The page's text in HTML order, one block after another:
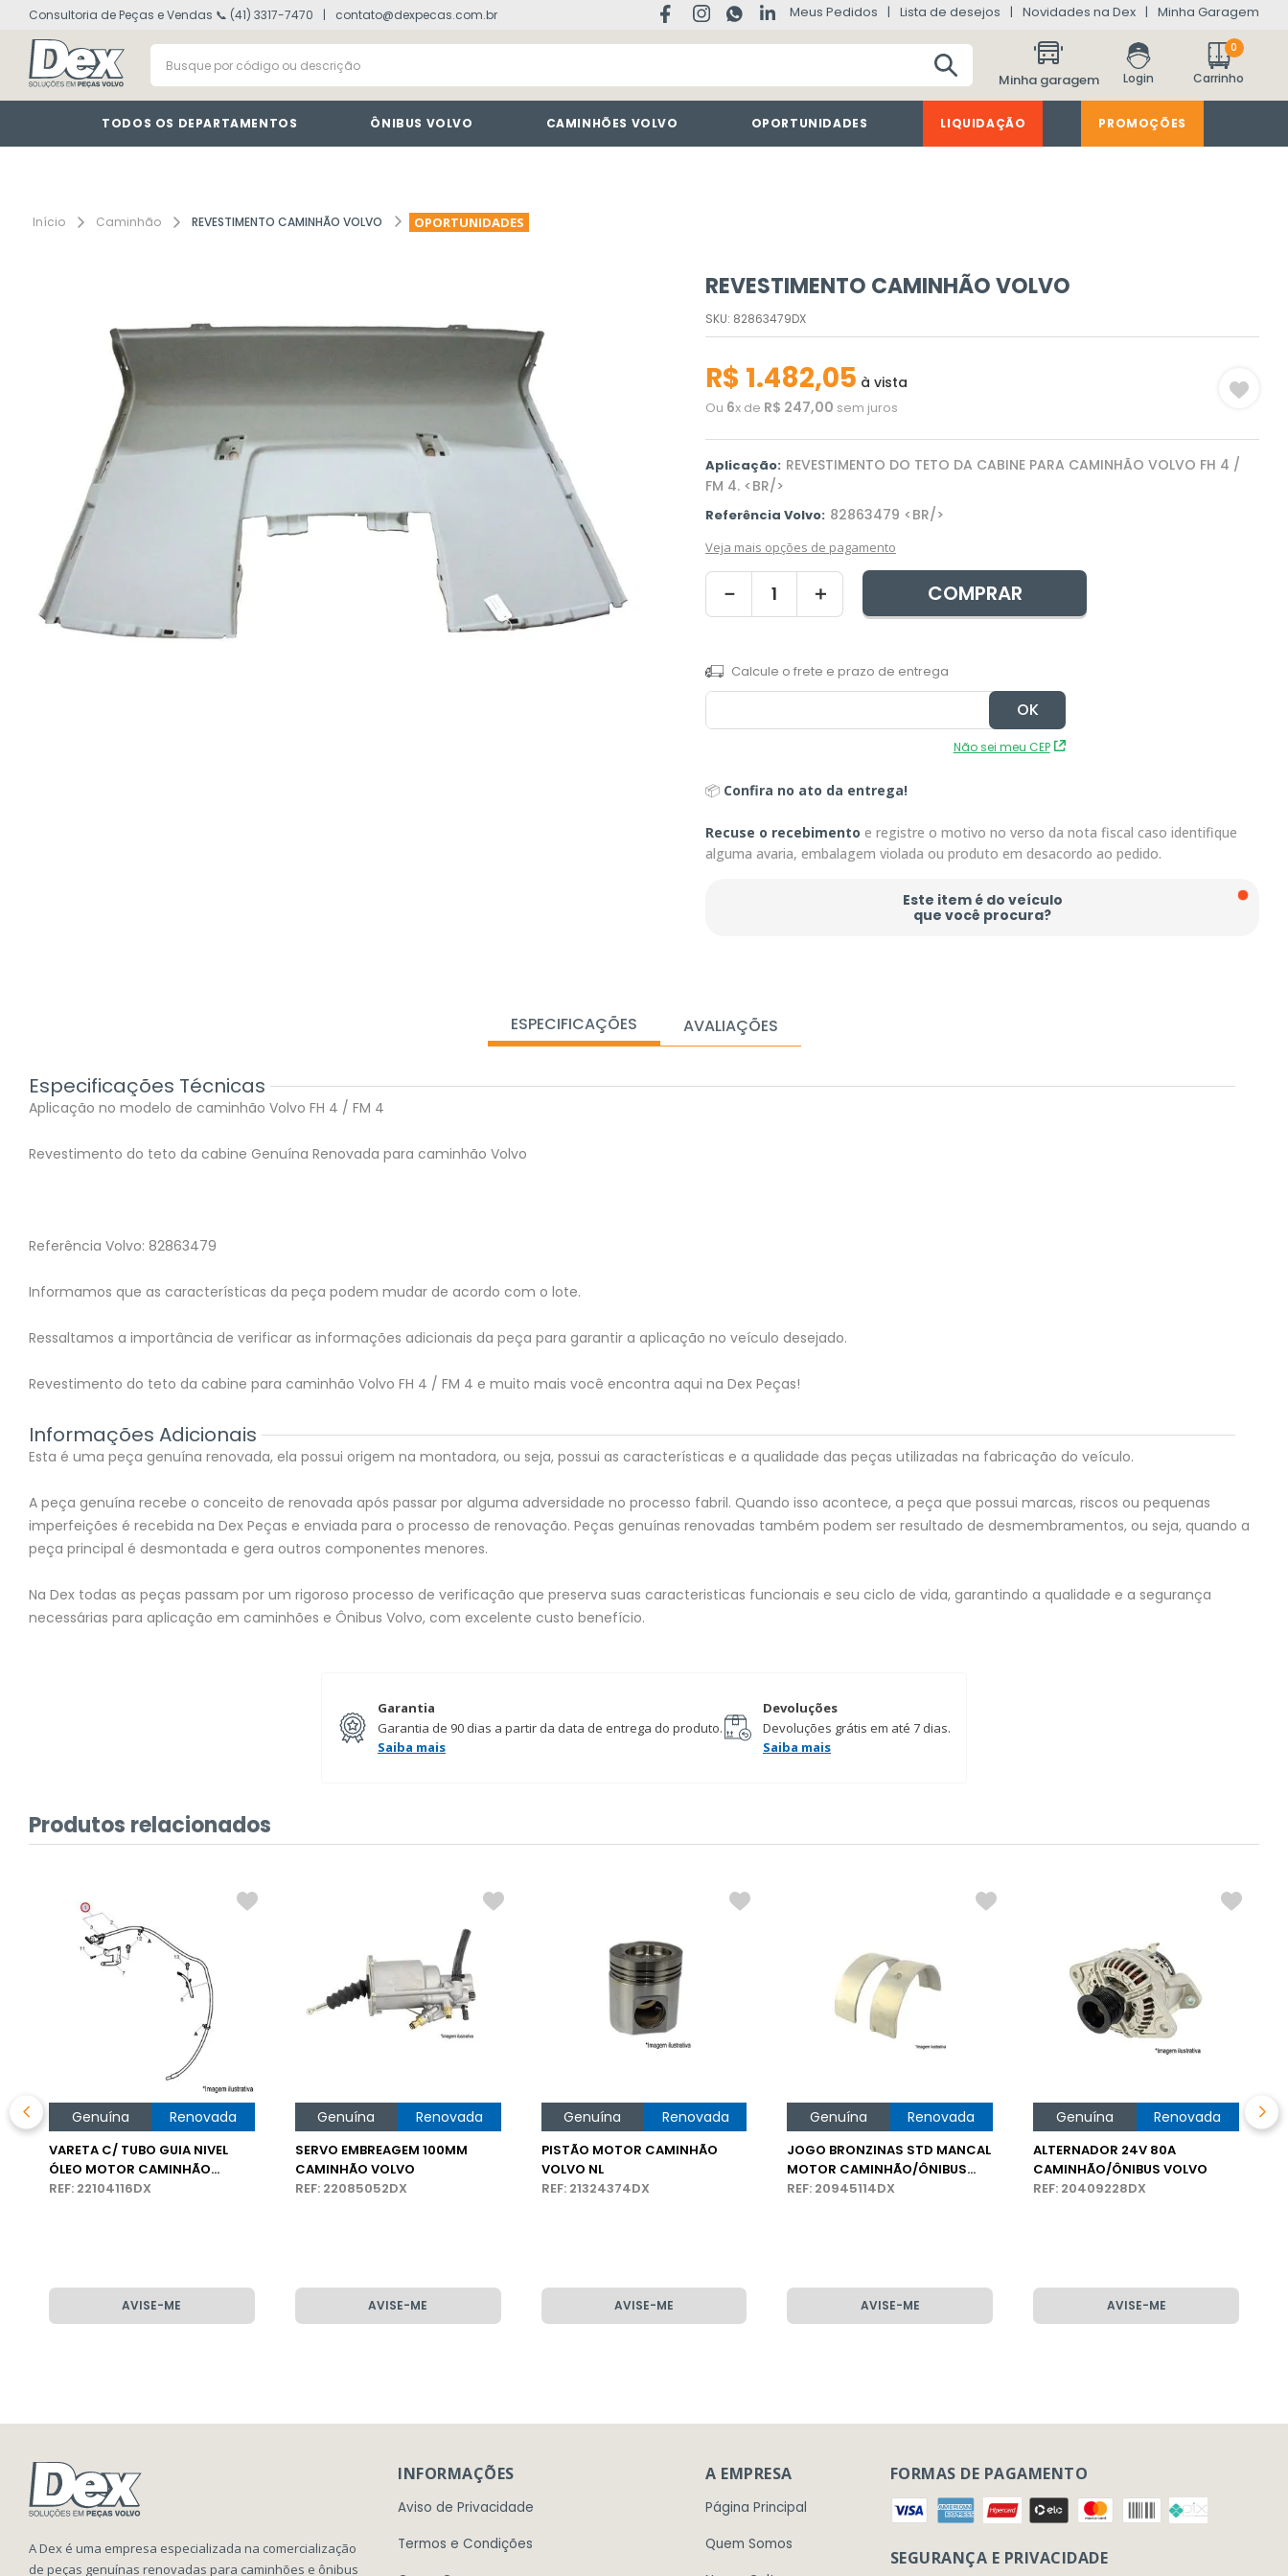
Consultoria de Peças e Vendas 📞 (41) 3317-7470 contato@dexpecas.com.br Meus Pedidos Lista de desejos Novidades na Dex Minha Garagem
Busque por código ou descrição
Minha garagem
0
TODOS OS DEPARTAMENTOS ÔNIBUS VOLVO CAMINHÕES VOLVO OPORTUNIDADES LIQUIDAÇÃO PROMOÇÕES
Caminhão REVESTIMENTO CAMINHÃO VOLVO OPORTUNIDADES
REVESTIMENTO CAMINHÃO VOLVO
SKU: 82863479DX
R$ 1.482,05 à vista
Ou 6x de R$ 247,00 sem juros
Aplicação: REVESTIMENTO DO TETO DA CABINE PARA CAMINHÃO VOLVO FH 4 /
FM 4. <BR/>
Referência Volvo: 82863479 <BR/>
Veja mais opções de pagamento
＋
－ COMPRAR
Não sei meu CEP
📦 Confira no ato da entrega!
Recuse o recebimento e registre o motivo no verso da nota fiscal caso identifique
alguma avaria, embalagem violada ou produto em desacordo ao pedido.
Este item é do veículo
que você procura?
ESPECIFICAÇÕES AVALIAÇÕES
Especificações Técnicas
Aplicação no modelo de caminhão Volvo FH 4 / FM 4
Revestimento do teto da cabine Genuína Renovada para caminhão Volvo
Referência Volvo: 82863479
Informamos que as características da peça podem mudar de acordo com o lote.
Ressaltamos a importância de verificar as informações adicionais da peça para garantir a aplicação no veículo desejado.
Revestimento do teto da cabine para caminhão Volvo FH 4 / FM 4 e muito mais você encontra aqui na Dex Peças!
Informações Adicionais
Esta é uma peça genuína renovada, ela possui origem na montadora, ou seja, possui as características e a qualidade das peças utilizadas na fabricação do veículo.
A peça genuína recebe o conceito de renovada após passar por alguma adversidade no processo fabril. Quando isso acontece, a peça que possui marcas, riscos ou pequenas
imperfeições é recebida na Dex Peças e enviada para o processo de renovação. Peças genuínas renovadas também podem ser resultado de desmembramentos, ou seja, quando a
peça principal é desmontada e gera outros componentes menores.
Na Dex todas as peças passam por um rigoroso processo de verificação que preserva suas caracteristicas funcionais e seu ciclo de vida, garantindo a qualidade e a segurança
necessárias para aplicação em caminhões e Ônibus Volvo, com excelente custo benefício.
Garantia
Garantia de 90 dias a partir da data de entrega do produto.
Saiba mais
Devoluções
Devoluções grátis em até 7 dias.
Saiba mais
Produtos relacionados
Genuína Renovada
VARETA C/ TUBO GUIA NIVEL
ÓLEO MOTOR CAMINHÃO
VOLVO FM
REF: 22104116DX
AVISE-ME
Genuína Renovada
SERVO EMBREAGEM 100MM
CAMINHÃO VOLVO
REF: 22085052DX
AVISE-ME
Genuína Renovada
PISTÃO MOTOR CAMINHÃO
VOLVO NL
REF: 21324374DX
AVISE-ME
Genuína Renovada
JOGO BRONZINAS STD MANCAL
MOTOR CAMINHÃO/ÔNIBUS
VOLVO
REF: 20945114DX
AVISE-ME
Genuína Renovada
ALTERNADOR 24V 80A
CAMINHÃO/ÔNIBUS VOLVO
REF: 20409228DX
AVISE-ME
A Dex é uma empresa especializada na comercialização
de peças genuínas renovadas para caminhões e ônibus
INFORMAÇÕES
Aviso de Privacidade
Termos e Condições
A EMPRESA
Página Principal
Quem Somos
FORMAS DE PAGAMENTO
SEGURANÇA E PRIVACIDADE
1º volvo fh
3º vm
4º farol
5º lanterna
7 defletor
º